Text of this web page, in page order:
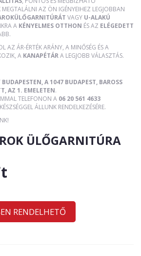
MEGTALÁLNI AZ ÖN IGÉNYEIHEZ LEGJOBBAN
VAGY U-ALAKÚ
A KÉNYELMES OTTHON ÉS AZ ELÉGEDETT
AZ ÁR-ÉRTÉK ARÁNY, A MINŐSÉG ÉS A
A KANAPÉTÁRA LEGJOBB VÁLASZTÁS.
BUDAPESTEN, A 1047 BUDAPEST, BAROSS
AZ 1. EMELETEN.
TELEFONON A 06 20 561 4633
ÁLLUNK RENDELKEZÉSÉRE.
ÜLŐGARNITÚRA
RENDELHETŐ